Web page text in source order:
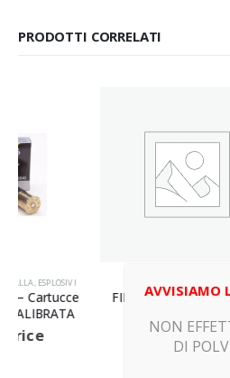
PRODOTTI CORRELATI
ESPLOSIVI
FIRESTARS SRL – Fuochi –
FONTANA LUCIFERO
Call For Price
AVVISIAMO
NON
DI